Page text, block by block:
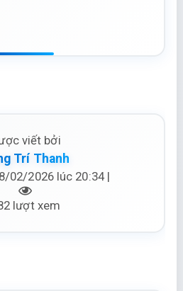
viết bởi
Trí Thanh
02/2026 lúc 20:34 |
lượt xem